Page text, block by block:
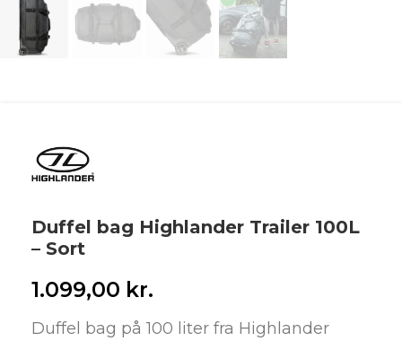
Duffel bag Highlander Trailer 100L
– Sort
1.099,00 kr.
Duffel bag på 100 liter fra Highlander